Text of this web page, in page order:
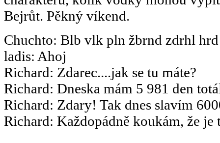
Bejrůt. Pěkný víkend.
Chuchto: Blb vlk pln žbrnd zdrhl
ladis: Ahoj
Richard: Zdarec....jak se tu máte?
Richard: Dneska mám 5 981 den
Richard: Zdary! Tak dnes slavím
Richard: Každopádně koukám, že